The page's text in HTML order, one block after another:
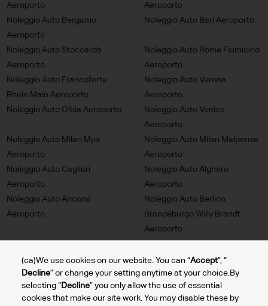
(ca)We use cookies on our website. You can “Accept”, “
Decline” or change your setting anytime at your choice.By
selecting “ Decline” you only allow the use of essential
cookies that make our site work. You may disable these by
Aeroporto
Aeroporto
Noleggio Auto Bergamo
Aeroporto
Noleggio Auto Bari Aeroporto
Noleggio Auto Stoccarda
Aeroporto
Noleggio Auto Rome Fiumicino
Aeroporto
Noleggio Auto Francoforte
Rhein Main Aeroporto
Noleggio Auto Verona
Aeroporto
Noleggio Auto Olbia Aeroporto
Noleggio Auto Venice
Aeroporto
Noleggio Auto Milan Mpx
Aeroporto
Noleggio Auto Milan Malpensa
Aeroporto
Noleggio Auto Cagliari
Aeroporto
Noleggio Auto Alghero
Aeroporto
Noleggio Auto Ancona
Aeroporto
Noleggio Auto Berlino
Brandeburgo Willy Brandt
Aeroporto
Aeroporto
Aeroporto
Noleggio Auto Turin Aeroporto
Noleggio Auto Lione Saint
Exupery Aeroporto
Noleggio Auto Bolzano
Noleggio Auto Reggio Calabria